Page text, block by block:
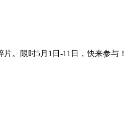
。限时5月1日-11日，快来参与！